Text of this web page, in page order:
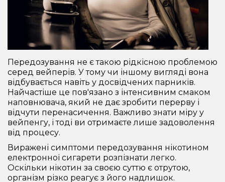
Передозування не є такою рідкісною проблемою
серед вейперів. У тому чи іншому вигляді вона
відбувається навіть у досвідчених парників.
Найчастіше це пов'язано з інтенсивним смаком
наповнювача, який не дає зробити перерву і
відчути перенасичення. Важливо знати міру у
вейпенгу, і тоді ви отримаєте лише задоволення
від процесу.
Виражені симптоми передозування нікотином
електронної сигарети розпізнати легко.
Оскільки нікотин за своєю суттю є отрутою,
організм різко реагує з його надлишок.